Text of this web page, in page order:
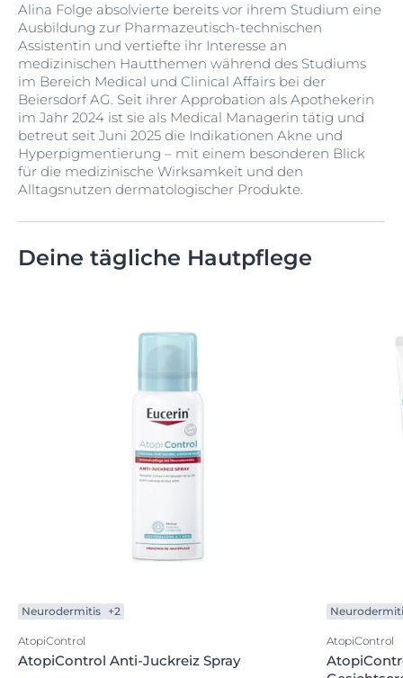
Alina Folge absolvierte bereits vor ihrem Studium eine
Ausbildung zur Pharmazeutisch-technischen
Assistentin und vertiefte ihr Interesse an
medizinischen Hautthemen während des Studiums
im Bereich Medical und Clinical Affairs bei der
Beiersdorf AG. Seit ihrer Approbation als Apothekerin
im Jahr 2024 ist sie als Medical Managerin tätig und
betreut seit Juni 2025 die Indikationen Akne und
Hyperpigmentierung – mit einem besonderen Blick
für die medizinische Wirksamkeit und den
Alltagsnutzen dermatologischer Produkte.
Deine tägliche Hautpflege
Neurodermitis +2
AtopiControl
AtopiControl Anti-Juckreiz Spray
AtopiControl